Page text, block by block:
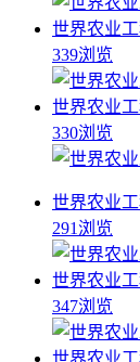
世界农业
339浏览
世界农业
330浏览
世界农业
291浏览
世界农业
347浏览
世界农业